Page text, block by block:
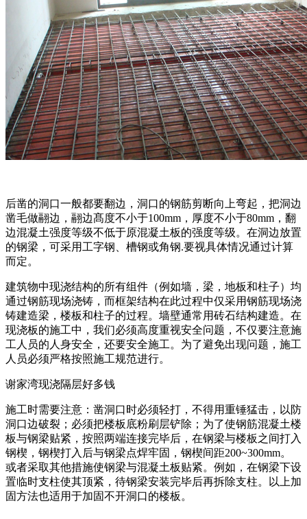
后凿的洞口一般都要翻边，洞口的钢筋剪断向上弯起，把洞边
凿毛做翮边，翮边髙度不小于100mm，厚度不小于80mm，翻
边混凝土强度等级不低于原混凝土板的强度等级。在洞边放置
的钢梁，可采用工字钢、槽钢或角钢.要视具体情况通过计算
而定。
建筑物中现浇结构的所有组件（例如墙，梁，地板和柱子）均
通过钢筋现场浇铸，而框架结构在此过程中仅采用钢筋现场浇
铸建造梁，楼板和柱子的过程。墙壁通常用砖石结构建造。在
现浇板的施工中，我们必须高度重视安全问题，不仅要注意施
工人员的人身安全，还要安全施工。为了避免出现问题，施工
人员必须严格按照施工规范进行。
谢家湾现浇隔层好多钱
施工时需要注意：凿洞口时必须轻打，不得用重锤猛击，以防
洞口边破裂；必须把楼板底粉刷层铲除；为了使钢筋混凝土楼
板与钢梁贴紧，按照两端连接完毕后，在钢梁与楼板之间打入
钢楔，钢楔打入后与钢梁点焊牢固，钢楔间距200~300mm。
或者采取其他措施使钢梁与混凝土板贴紧。例如，在钢梁下设
置临时支柱使其顶紧，待钢梁安装完毕后再拆除支柱。以上加
固方法也适用于加固不开洞口的楼板。